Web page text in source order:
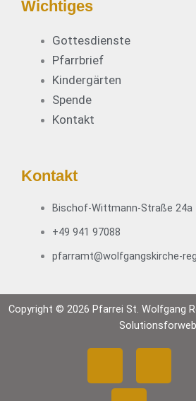
Wichtiges
Gottesdienste
Pfarrbrief
Kindergärten
Spende
Kontakt
Kontakt
Bischof-Wittmann-Straße 24a
+49 941 97088
pfarramt@wolfgangskirche-
Copyright © 2026 Pfarrei St. Wolfgang
Solutionsforweb
F Y